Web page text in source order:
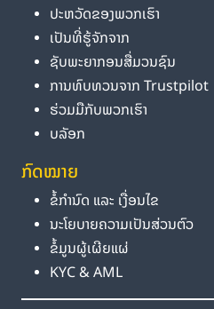
ປະຫວັດຂອງພວກເຮົາ
ເປັນທີ່ຮູ້ຈັກຈາກ
ຊັບພະຍາກອນສື່ມວນຊົນ
ການທົບທວນຈາກ Trustpilot
ຮ່ວມມືກັບພວກເຮົາ
ບລັອກ
ກົດໝາຍ
ຂໍ້ກຳນົດ ແລະ ເງື່ອນໄຂ
ນະໂຍບາຍຄວາມເປັນສ່ວນຕົວ
ຂໍ້ມູນຜູ້ເຜີຍແຜ່
KYC & AML